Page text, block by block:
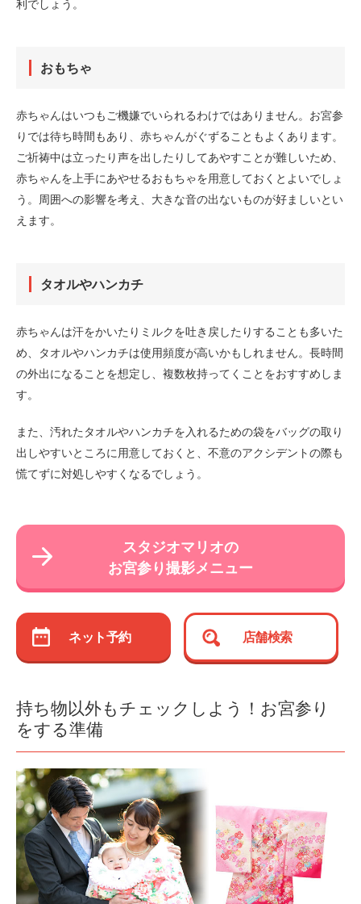
利でしょう。
おもちゃ
赤ちゃんはいつもご機嫌でいられるわけではありません。お宮参
りでは待ち時間もあり、赤ちゃんがぐずることもよくあります。
ご祈祷中は立ったり声を出したりしてあやすことが難しいため、
赤ちゃんを上手にあやせるおもちゃを用意しておくとよいでしょ
う。周囲への影響を考え、大きな音の出ないものが好ましいとい
えます。
タオルやハンカチ
赤ちゃんは汗をかいたりミルクを吐き戻したりすることも多いた
め、タオルやハンカチは使用頻度が高いかもしれません。長時間
の外出になることを想定し、複数枚持ってくことをおすすめしま
す。
また、汚れたタオルやハンカチを入れるための袋をバッグの取り
出しやすいところに用意しておくと、不意のアクシデントの際も
慌てずに対処しやすくなるでしょう。
スタジオマリオの
お宮参り撮影メニュー
ネット予約 店舗検索
持ち物以外もチェックしよう！お宮参り
をする準備